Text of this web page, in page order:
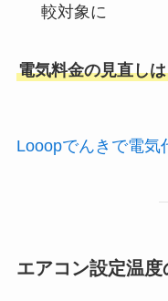
較対象に
電気料金の見直し
Looopでんきで電気
エアコン設定温度